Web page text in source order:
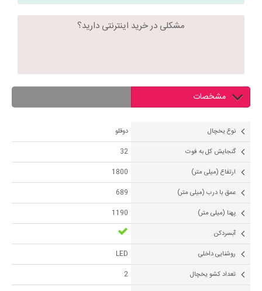
مشکلی در خرید اینترنتی دارید؟
مشخصات
نوع یخچال
دوقلو
گنجایش کل به فوت
32
ارتفاع (میلی متر)
1800
عمق با درب (میلی متر)
689
پهنا (میلی متر)
1190
آبسردکن
روشنایی داخلی
LED
تعداد کشو یخچال
2